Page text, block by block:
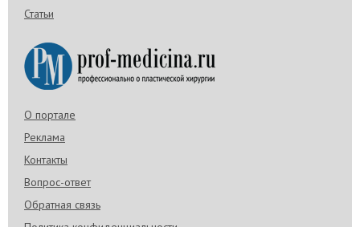
Статьи
О портале
Реклама
Контакты
Вопрос-ответ
Обратная связь